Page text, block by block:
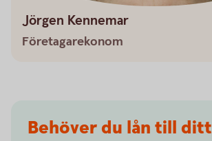
Jörgen Kennemar
Företagarekonom
Behöver du lån till ditt